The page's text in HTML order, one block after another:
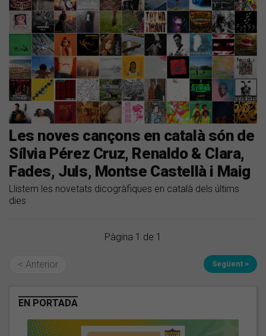
Les noves cançons en català són de
Sílvia Pérez Cruz, Renaldo & Clara,
Fades, Juls, Montse Castellà i Maig
Llistem les novetats dicogràfiques en català dels últims
dies
Pàgina 1 de 1
< Anterior Següent >
EN PORTADA